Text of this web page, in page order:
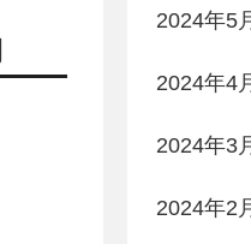
2024年5
2024年4
2024年3
2024年2